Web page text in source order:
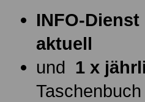
INFO-
aktuell
und 1 x
Taschenbuch